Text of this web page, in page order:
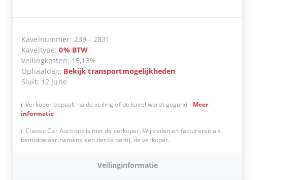
Kavelnummer: 239 - 2831
Kaveltype:0% BTW
Veilingkosten: 15,13%
Ophaaldag: Bekijk transportmogelijkheden
Sluit: 12 June
Verkoper bepaalt na de veiling of de kavel wordt gegund - Meer
informatie
Classic Car Auctions is niet de verkoper. Wij veilen en factureren als
bemiddelaar namens een derde partij, de verkoper.
Veilinginformatie